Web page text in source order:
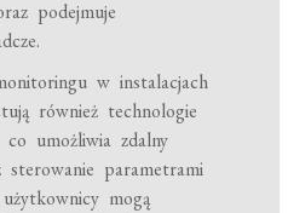
podejmuje
w instalacjach
również technologie
umożliwia zdalny
parametrami
mogą